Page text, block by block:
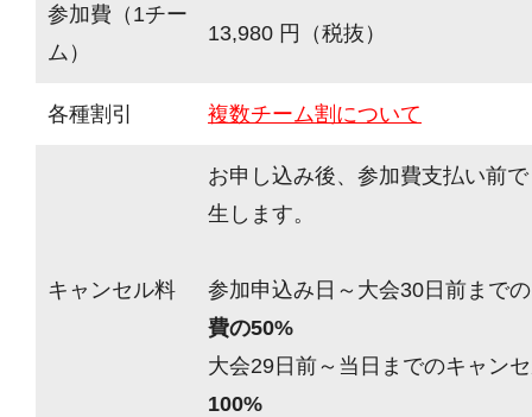
参加費（1チー
ム）
13,980 円（税抜）
各種割引 複数チーム割について
キャンセル料
お申し込み後、参加費支払い前
生します。
参加申込み日～大会30日前まで
費の50%
大会29日前～当日までのキャン
100%